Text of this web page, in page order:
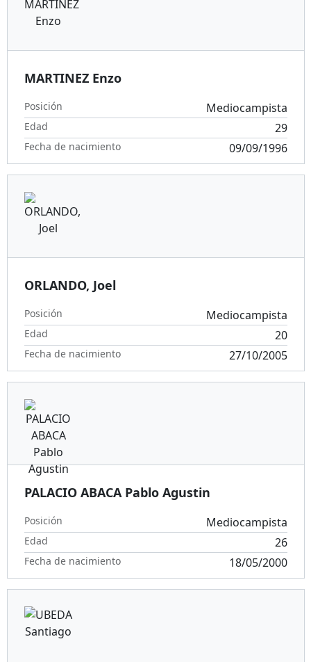
MARTINEZ Enzo
Posición Mediocampista
Edad 29
Fecha de nacimiento 09/09/1996
ORLANDO, Joel
Posición Mediocampista
Edad 20
Fecha de nacimiento 27/10/2005
PALACIO ABACA Pablo Agustin
Posición Mediocampista
Edad 26
Fecha de nacimiento 18/05/2000